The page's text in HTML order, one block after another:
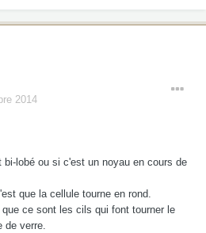
2014
lobé ou si c'est un noyau en cours de
que la cellule tourne en rond.
ce sont les cils qui font tourner le
de verre.